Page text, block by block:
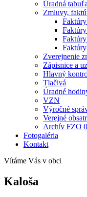
Úradná tabuľa
Zmluvy,
Zverejnenie
Zápisnice a
Hlavný
Tlačivá
Úradné
VZN
Výročné
Verejné
Archív FZO
Fotogaléria
Kontakt
Vítáme Vás v obci
Kaloša